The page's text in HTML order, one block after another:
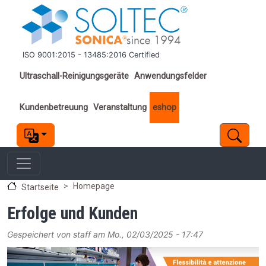
Direkt zum Inhalt
ISO 9001:2015 - 13485:2016 Certified
Important links
Ultraschall-Reinigungsgeräte Anwendungsfelder
Kundenbetreuung Veranstaltung eshop
Startseite Homepage
Erfolge und Kunden
Gespeichert von staffam Mo., 02/03/2025 - 17:47
Image